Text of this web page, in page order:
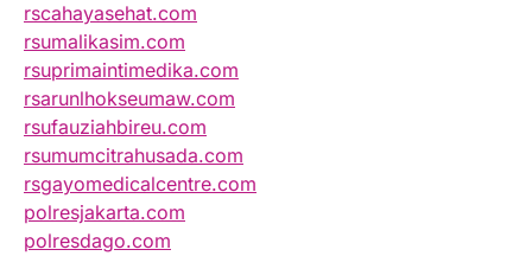
rscahayasehat.com
rsumalikasim.com
rsuprimaintimedika.com
rsarunlhokseumaw.com
rsufauziahbireu.com
rsumumcitrahusada.com
rsgayomedicalcentre.com
polresjakarta.com
polresdago.com